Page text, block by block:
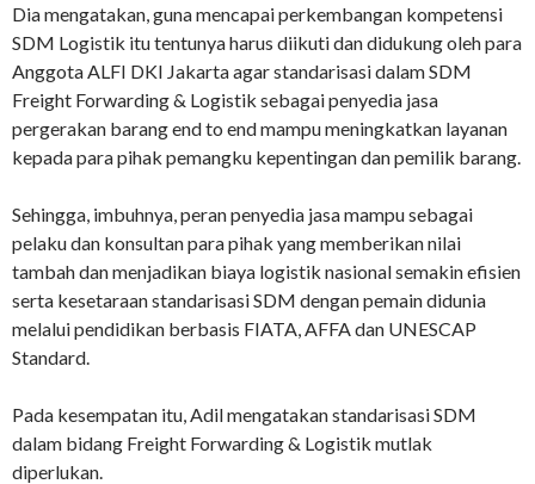
Dia mengatakan, guna mencapai perkembangan kompetensi
SDM Logistik itu tentunya harus diikuti dan didukung oleh para
Anggota ALFI DKI Jakarta agar standarisasi dalam SDM
Freight Forwarding & Logistik sebagai penyedia jasa
pergerakan barang end to end mampu meningkatkan layanan
kepada para pihak pemangku kepentingan dan pemilik barang.
Sehingga, imbuhnya, peran penyedia jasa mampu sebagai
pelaku dan konsultan para pihak yang memberikan nilai
tambah dan menjadikan biaya logistik nasional semakin efisien
serta kesetaraan standarisasi SDM dengan pemain didunia
melalui pendidikan berbasis FIATA, AFFA dan UNESCAP
Standard.
Pada kesempatan itu, Adil mengatakan standarisasi SDM
dalam bidang Freight Forwarding & Logistik mutlak
diperlukan.